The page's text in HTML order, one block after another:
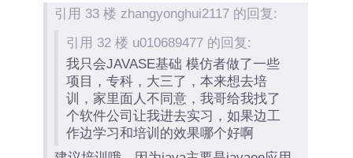
引用 33 楼 zhangyonghui2117 的回复:
引用 32 楼 u010689477 的回复:
我只会JAVASE基础 模仿者做了一些
项目，专科，大三了，本来想去培
训，家里面人不同意，我哥给我找了
个软件公司让我进去实习，如果边工
作边学习和培训的效果哪个好啊